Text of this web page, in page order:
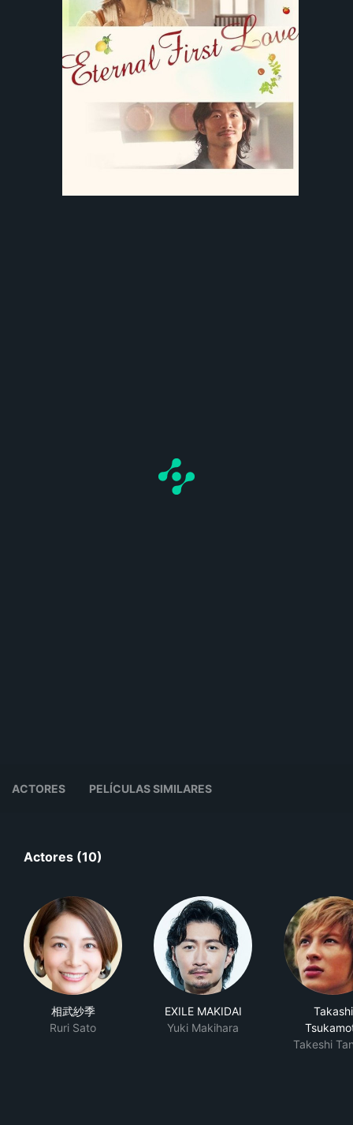
ACTORES PELÍCULAS SIMILARES
Actores (10)
相武紗季
Ruri Sato
EXILE MAKIDAI
Yuki Makihara
Takashi
Takeshi